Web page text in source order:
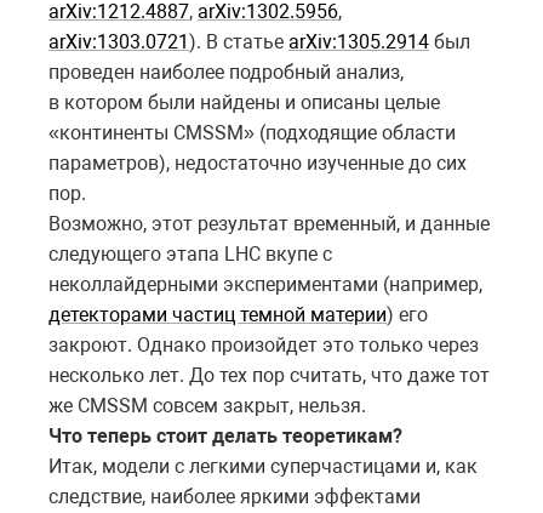
arXiv:1212.4887, arXiv:1302.5956,
arXiv:1303.0721). В статье arXiv:1305.2914 был
проведен наиболее подробный анализ,
в котором были найдены и описаны целые
«континенты CMSSM» (подходящие области
параметров), недостаточно изученные до сих
пор.
Возможно, этот результат временный, и данные
следующего этапа LHC вкупе с
неколлайдерными экспериментами (например,
детекторами частиц темной материи) его
закроют. Однако произойдет это только через
несколько лет. До тех пор считать, что даже тот
же CMSSM совсем закрыт, нельзя.
Что теперь стоит делать теоретикам?
Итак, модели с легкими суперчастицами и, как
следствие, наиболее яркими эффектами